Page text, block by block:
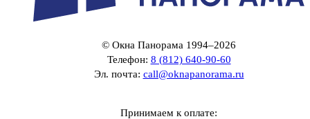
© Окна Панорама 1994–2026
Телефон: 8 (812) 640-90-60
Эл. почта: call@oknapanorama.ru
Принимаем к оплате: